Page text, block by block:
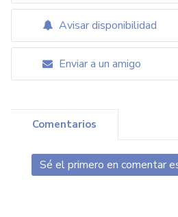
Avisar disponibilidad
Enviar a un amigo
Comentarios
Sé el primero en comentar